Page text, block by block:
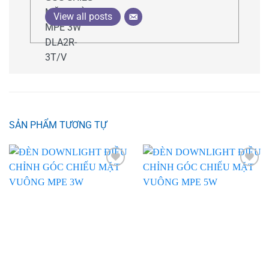
View all posts
SẢN PHẨM TƯƠNG TỰ
Add to
Add to